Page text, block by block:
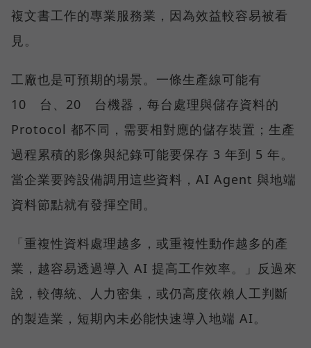
複文書工作的專業服務業，因為效益較容易被看
見。
工廠也是可預期的場景。一條生產線可能有
10 台、20 台機器，每台處理與儲存資料的
Protocol 都不同，需要相對應的儲存裝置；生產
過程累積的影像與紀錄可能要保存 3 年到 5 年。
當企業要跨設備調用這些資料，AI Agent 與地端
資料節點就有發揮空間。
「重複性資料處理越多，或重複性動作越多的產
業，越容易透過導入 AI 提高工作效率。」反過來
說，較傳統、人力密集，或仍高度依賴人工判斷
的製造業，短期內未必能快速導入地端 AI。